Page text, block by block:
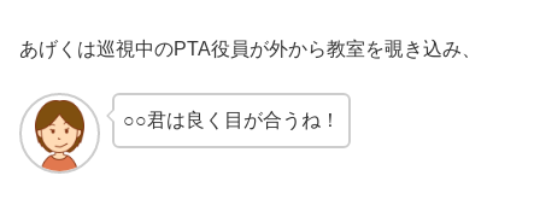
あげくは巡視中のPTA役員が外から教室を覗き込み、
○○君は良く目が合うね！